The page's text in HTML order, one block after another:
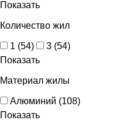
Показать
Количество жил
1 (54) 3 (54)
Показать
Материал жилы
Алюминий (108)
Показать